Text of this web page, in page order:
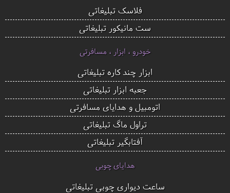
فلاسک تبلیغاتی
ست مانیکور تبلیغاتی
خودرو ، ابزار ، مسافرتی
ابزار چند کاره تبلیغاتی
جعبه ابزار تبلیغاتی
اتومبیل و هدایای مسافرتی
تراول ماگ تبلیغاتی
آفتابگیر تبلیغاتی
هدایای چوبی
ساعت دیواری چوبی تبلیغاتی